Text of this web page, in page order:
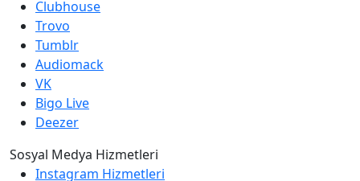
Clubhouse
Trovo
Tumblr
Audiomack
VK
Bigo Live
Deezer
Sosyal Medya Hizmetleri
Instagram Hizmetleri